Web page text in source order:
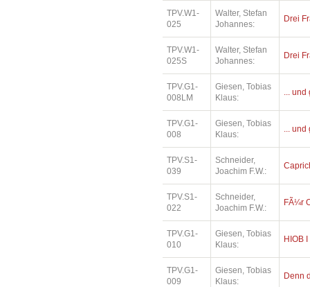
TPV.W1-
025
Walter, Stefan
Johannes:
Drei
TPV.W1-
025S
Walter, Stefan
Johannes:
Drei
TPV.G1-
008LM
Giesen, Tobias
Klaus:
...
TPV.G1-
008
Giesen, Tobias
Klaus:
...
TPV.S1-
039
Schneider,
Joachim F.W.:
TPV.S1-
022
Schneider,
Joachim F.W.:
FÃ¼r
TPV.G1-
010
Giesen, Tobias
Klaus:
HIOB I
TPV.G1-
009
Giesen, Tobias
Klaus:
Denn